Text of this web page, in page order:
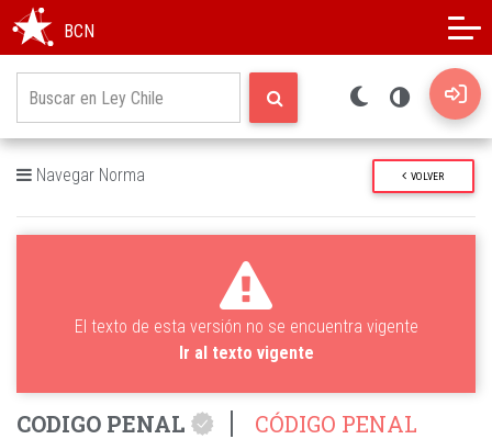
BCN
Navegar Norma VOLVER
El texto de esta versión no se encuentra vigente
Ir al texto vigente
CODIGO PENAL CÓDIGO PENAL